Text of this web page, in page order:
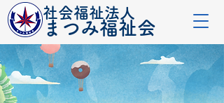
社会福祉法人
​まつみ福祉会